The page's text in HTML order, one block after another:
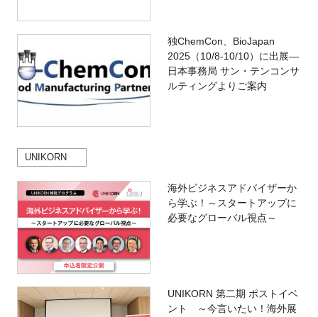
独ChemCon、BioJapan
2025（10/8-10/10）に出展—
日本事務局 サン・テンコンサ
ルティングよりご案内
UNIKORN
海外ビジネスアドバイザーか
ら学ぶ！～スタートアップに
必要なグローバル視点～
UNIKORN 第二期 ポストイベ
ント ～今言いたい！海外展